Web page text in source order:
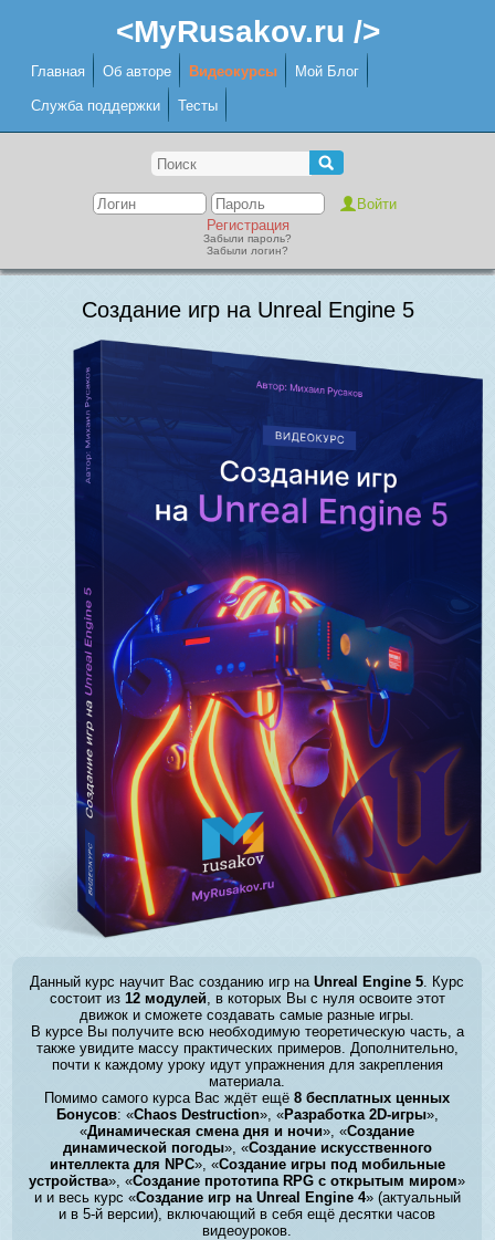
<MyRusakov.ru />
Главная Об авторе Видеокурсы Мой Блог
Служба поддержки Тесты
Регистрация
Забыли пароль?
Забыли логин?
Создание игр на Unreal Engine 5
Данный курс научит Вас созданию игр наUnreal Engine 5 . Курс
состоит из 12 модулей, в которых Вы с нуля освоите этот
движок и сможете создавать самые разные игры.
В курсе Вы получите всю необходимую теоретическую часть, а
также увидите массу практических примеров. Дополнительно,
почти к каждому уроку идут упражнения для закрепления
материала.
Помимо самого курса Вас ждёт ещё8 бесплатных ценных
Бонусов: «Chaos Destruction», «Разработка 2D-игры»,
«Динамическая смена дня и ночи», «Создание
динамической погоды», «Создание искусственного
интеллекта для NPC», «Создание игры под мобильные
устройства», «Создание прототипа RPG с открытым миром»
и и весь курс «Создание игр на Unreal Engine 4» (актуальный
и в 5-й версии), включающий в себя ещё десятки часов
видеоуроков.